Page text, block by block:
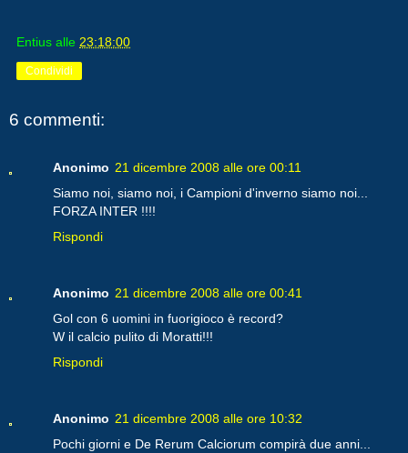
Entius alle 23:18:00
Condividi
6 commenti:
Anonimo 21 dicembre 2008 alle ore 00:11
Siamo noi, siamo noi, i Campioni d'inverno siamo noi...
FORZA INTER !!!!
Rispondi
Anonimo 21 dicembre 2008 alle ore 00:41
Gol con 6 uomini in fuorigioco è record?
W il calcio pulito di Moratti!!!
Rispondi
Anonimo 21 dicembre 2008 alle ore 10:32
Pochi giorni e De Rerum Calciorum compirà due anni...